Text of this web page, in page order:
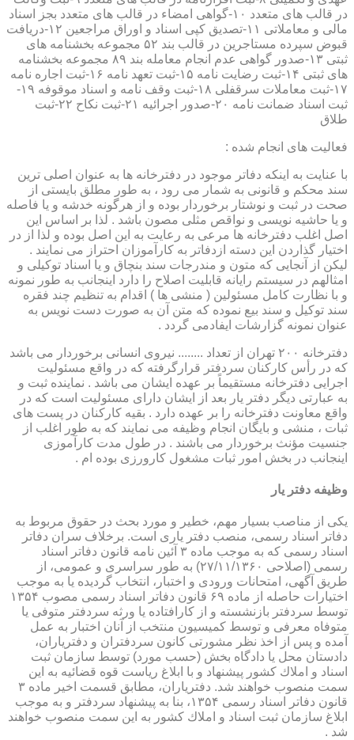
در قالب های متعدد ۱۰-گواهی امضاء در قالب های متعدد بجز اسناد
مالی و معاملاتی ۱۱-تصدیق کپی اسناد و اوراق مراجعین ۱۲-دریافت
قبوض سپرده مستاجرین در قالب بند ۵۲ مجموعه بخشنامه های
ثبتی ۱۳-صدور گواهی عدم انجام معامله بند ۸۹ مجموعه بخشنامه
های ثبتی ۱۴-ثبت رضایت نامه ۱۵-ثبت تعهد نامه ۱۶-ثبت اجاره نامه
۱۷-ثبت معاملات سرقفلی ۱۸-ثبت وقف نامه و اسناد موقوفه ۱۹-
ثبت اسناد ضمانت نامه ۲۰-صدور اجرائیه ۲۱-ثبت نکاح ۲۲-ثبت
طلاق
فعالیت های انجام شده :
با عنایت به اینکه دفاتر موجود در دفترخانه ها به عنوان اصلی ترین
سند محکم و قانونی به شمار می رود ، به طور مطلق بایستی از
صحت در ثبت و نوشتار برخوردار بوده و از هرگونه خدشه و یا فاصله
و یا حاشیه نویسی و نواقص مثلی مصون باشد . لذا بر اساس این
اصل اغلب دفترخانه ها مرعی به رعایت به این اصل بوده و لذا از در
اختیار گذاردن این دسته ازدفاتر به کارآموزان احتراز می نمایند .
لیکن از آنجایی که متون و مندرجات سند بنچاق و یا اسناد توکیلی و
امثالهم در سیستم رایانه قابلیت اصلاح را دارد اینجانب به طور نمونه
و با نظارت کامل مسئولین ( منشی ها ) اقدام به تنظیم چند فقره
سند توکیل و سند بیع نموده که متن آن به صورت دست نویس به
عنوان نمونه گزارشات ایفادمی گردد .
دفترخانه ۲۰۰ تهران از تعداد ........ نیروی انسانی برخوردار می باشد
که در رأس کارکنان سردفتر قرارگرفته که در واقع مسئولیت
اجرایی دفترخانه مستقیماً بر عهده ایشان می باشد . نماینده ثبت و
به عبارتی دیگر دفتر یار بعد از ایشان دارای مسئولیت است که در
واقع معاونت دفترخانه را بر عهده دارد . بقیه کارکنان در پست های
ثبات ، منشی و بایگان انجام وظیفه می نمایند که به طور اغلب از
جنسیت مؤنث برخوردار می باشند . در طول مدت کارآموزی
اینجانب در بخش امور ثبات مشغول کارورزی بوده ام .
وظیفه دفتر یار
یكی از مناصب بسیار مهم، خطیر و مورد بحث در حقوق مربوط به
دفاتر اسناد رسمی، منصب دفتر یاری است. برخلاف سران دفاتر
اسناد رسمی كه به موجب ماده ۳ آئین نامه قانون دفاتر اسناد
رسمی (اصلاحی ۲۷/۱۱/۱۳۶۰) به طور سراسری و عمومی، از
طریق آگهی، امتحانات ورودی و اختبار، انتخاب گردیده یا به موجب
اختیارات حاصله از ماده ۶۹ قانون دفاتر اسناد رسمی مصوب ۱۳۵۴
توسط سردفتر بازنشسته و از كارافتاده یا ورثه سردفتر متوفی یا
متوفاه معرفی و توسط كمیسیون منتخب از آنان اختبار به عمل
آمده و پس از اخذ نظر مشورتی كانون سردفتران و دفتریاران،
دادستان محل یا دادگاه بخش (حسب مورد) توسط سازمان ثبت
اسناد و املاك كشور پیشنهاد و با ابلاغ ریاست قوه قضائیه به این
سمت منصوب خواهند شد. دفتریاران، مطابق قسمت اخیر ماده ۳
قانون دفاتر اسناد رسمی ۱۳۵۴، بنا به پیشنهاد سردفتر و به موجب
ابلاغ سازمان ثبت اسناد و املاك كشور به این سمت منصوب خواهند
شد .